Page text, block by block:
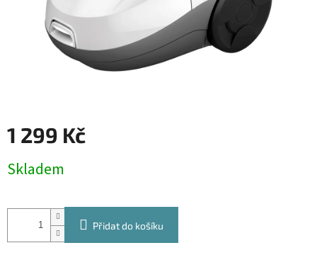
1 299 Kč
cena:
Skladem
Přidat do košíku